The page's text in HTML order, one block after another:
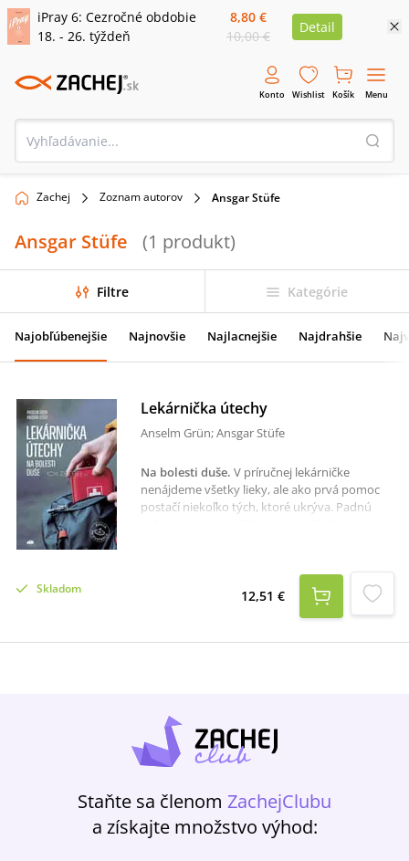
iPray 6: Cezročné obdobie
18. - 26. týždeň
8,80 €
10,00 €
Detail
Konto Wishlist Košík Menu
Zachej Zoznam autorov Ansgar Stüfe
Ansgar Stüfe (1 produkt)
Filtre Kategórie
Najobľúbenejšie Najnovšie Najlacnejšie Najdrahšie
Lekárnička útechy
Anselm Grün; Ansgar Stüfe
Na bolesti duše. V príručnej lekárničke
nenájdeme všetky lieky, ale ako prvá pomoc
postačí niekoľko tých, ktoré ukrýva. Padnú
môžeme mať poruke, aby nám jej obsah
priniesol útechu, keď nás ťaží samota,
premáha smútok, keď reagujeme precitlivene
bolesti duše pripravili dvaja benediktínski
Skladom 12,51 €
Staňte sa členom ZachejClubu
a získajte množstvo výhod: